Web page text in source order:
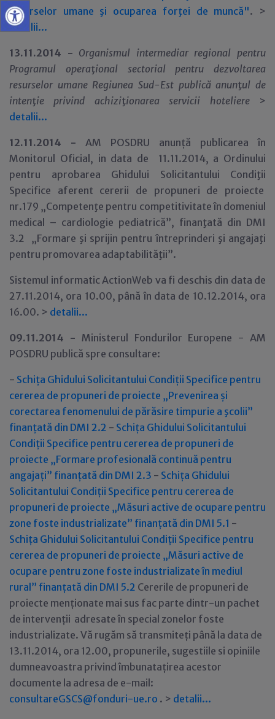
resurselor umane şi ocuparea forţei de muncă". >
detalii...
13.11.2014 - Organismul intermediar regional pentru
Programul operaţional sectorial pentru dezvoltarea
resurselor umane Regiunea Sud-Est publică anunţul de
intenţie privind achiziţionarea servicii hoteliere >
detalii...
12.11.2014 - AM POSDRU anunță publicarea în
Monitorul Oficial, in data de 11.11.2014, a Ordinului
pentru aprobarea Ghidului Solicitantului Condiţii
Specifice aferent cererii de propuneri de proiecte
nr.179 „Competenţe pentru competitivitate în domeniul
medical – cardiologie pediatrică”, finanţată din DMI
3.2 „Formare şi sprijin pentru întreprinderi şi angajaţi
pentru promovarea adaptabilităţii”.
Sistemul informatic ActionWeb va fi deschis din data de
27.11.2014, ora 10.00, până în data de 10.12.2014, ora
16.00. > detalii...
09.11.2014 - Ministerul Fondurilor Europene - AM
POSDRU publică spre consultare:
- Schița Ghidului Solicitantului Condiții Specifice pentru
cererea de propuneri de proiecte „Prevenirea și
corectarea fenomenului de părăsire timpurie a şcolii”
finanțată din DMI 2.2 - Schița Ghidului Solicitantului
Condiții Specifice pentru cererea de propuneri de
proiecte „Formare profesională continuă pentru
angajați” finanțată din DMI 2.3 - Schița Ghidului
Solicitantului Condiții Specifice pentru cererea de
propuneri de proiecte „Măsuri active de ocupare pentru
zone foste industrializate” finanțată din DMI 5.1 -
Schița Ghidului Solicitantului Condiții Specifice pentru
cererea de propuneri de proiecte „Măsuri active de
ocupare pentru zone foste industrializate în mediul
rural” finanțată din DMI 5.2 Cererile de propuneri de
proiecte menționate mai sus fac parte dintr-un pachet
de intervenții adresate în special zonelor foste
industrializate. Vă rugăm să transmiteți până la data de
13.11.2014, ora 12.00, propunerile, sugestiile si opiniile
dumneavoastra privind îmbunatațirea acestor
documente la adresa de e-mail:
consultareGSCS@fonduri-ue.ro . > detalii...